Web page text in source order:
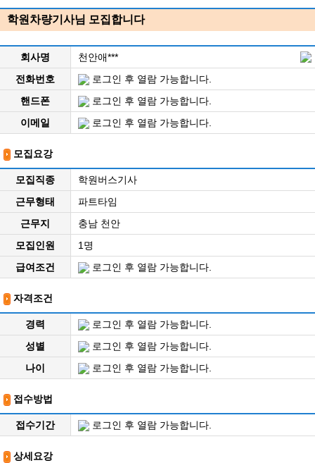
학원차량기사님 모집합니다
회사명
천안애***
전화번호
로그인 후 열람 가능합니다.
핸드폰
로그인 후 열람 가능합니다.
이메일
로그인 후 열람 가능합니다.
모집요강
모집직종
학원버스기사
근무형태
파트타임
근무지
충남 천안
모집인원
1명
급여조건
로그인 후 열람 가능합니다.
자격조건
경력
로그인 후 열람 가능합니다.
성별
로그인 후 열람 가능합니다.
나이
로그인 후 열람 가능합니다.
접수방법
접수기간 로그인 후 열람 가능합니다.
상세요강